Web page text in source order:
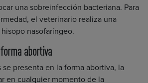
una sobreinfección bacteriana. Para
el veterinario realiza una
nasofaríngeo.
abortiva
presenta en la forma abortiva, la
en cualquier momento de la